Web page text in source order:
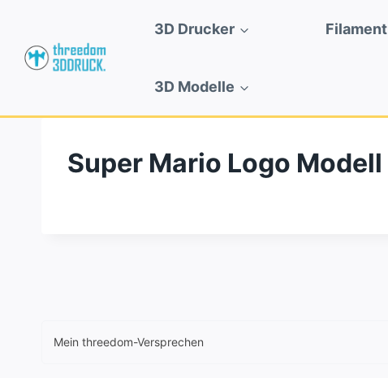
springen
3D Drucker Filament
3D Modelle
Super Mario Logo Modell
Mein threedom-Versprechen